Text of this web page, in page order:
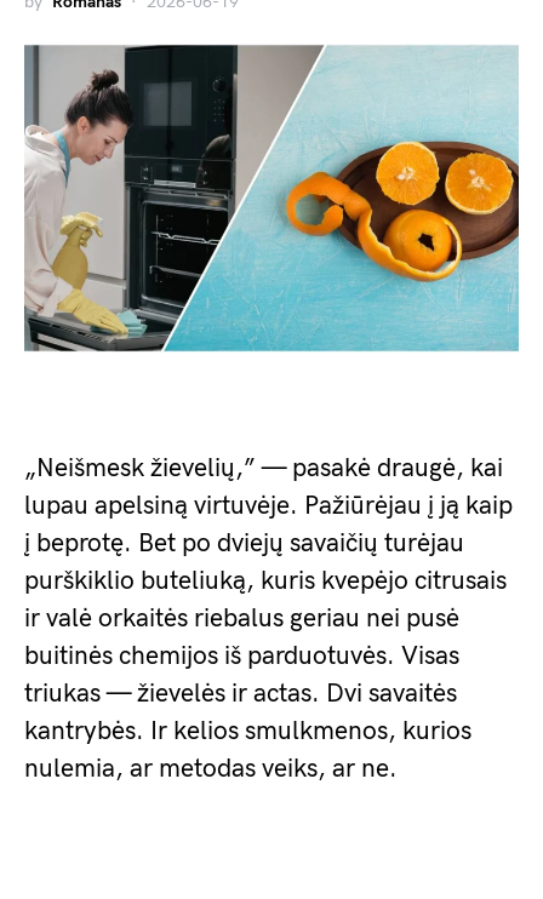
„Neišmesk žievelių,” — pasakė draugė, kai
lupau apelsiną virtuvėje. Pažiūrėjau į ją kaip
į beprotę. Bet po dviejų savaičių turėjau
purškiklio buteliuką, kuris kvepėjo citrusais
ir valė orkaitės riebalus geriau nei pusė
buitinės chemijos iš parduotuvės. Visas
triukas — žievelės ir actas. Dvi savaitės
kantrybės. Ir kelios smulkmenos, kurios
nulemia, ar metodas veiks, ar ne.